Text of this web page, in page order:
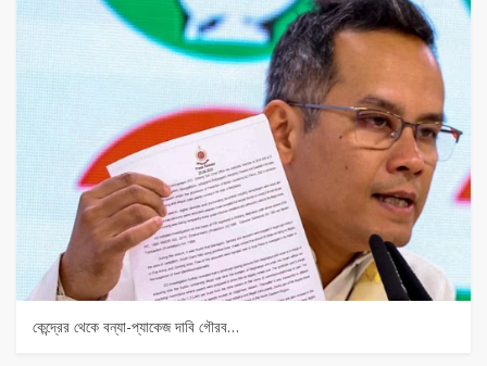
কেন্দ্রের থেকে বন্যা-প্যাকেজ দাবি গৌরব…